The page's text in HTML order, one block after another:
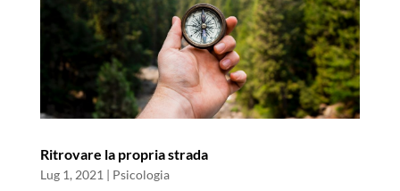
Ritrovare la propria strada
Lug 1, 2021 | Psicologia